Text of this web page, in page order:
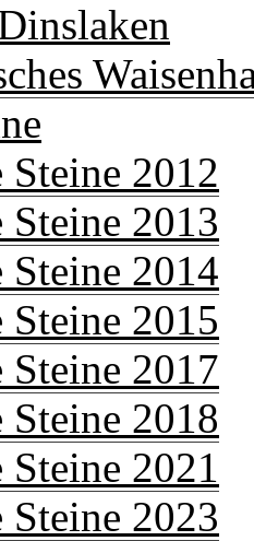
Steine 2012
Steine 2013
Steine 2014
Steine 2015
Steine 2017
Steine 2018
Steine 2021
Steine 2023